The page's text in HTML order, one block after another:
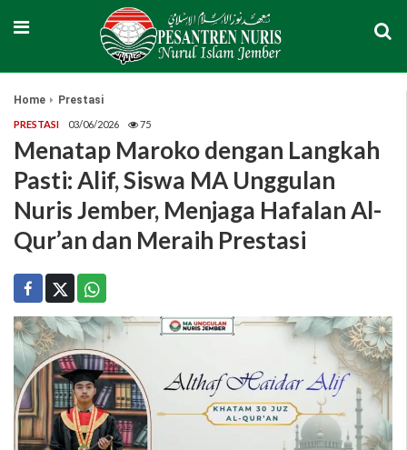
Home Prestasi
PRESTASI 03/06/2026 75
Menatap Maroko dengan Langkah
Pasti: Alif, Siswa MA Unggulan
Nuris Jember, Menjaga Hafalan Al-
Qur’an dan Meraih Prestasi